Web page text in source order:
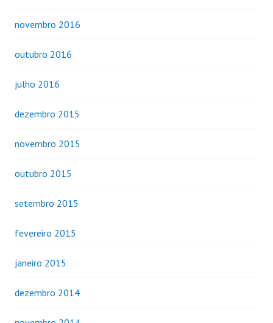
novembro 2016
outubro 2016
julho 2016
dezembro 2015
novembro 2015
outubro 2015
setembro 2015
fevereiro 2015
janeiro 2015
dezembro 2014